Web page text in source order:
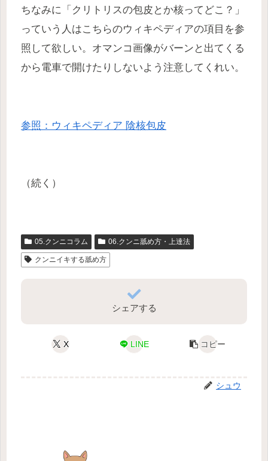
ちなみに「クリトリスの包皮とか核ってどこ？」
っていう人はこちらのウィキペディアの項目を参
照して欲しい。オマンコ画像がバーンと出てくる
から電車で開けたりしないよう注意してくれい。
参照：ウィキペディア 陰核包皮
（続く）
05.クンニコラム 06.クンニ舐め方・上達法
クンニイキする舐め方
シェアする
X LINE コピー
シュウ